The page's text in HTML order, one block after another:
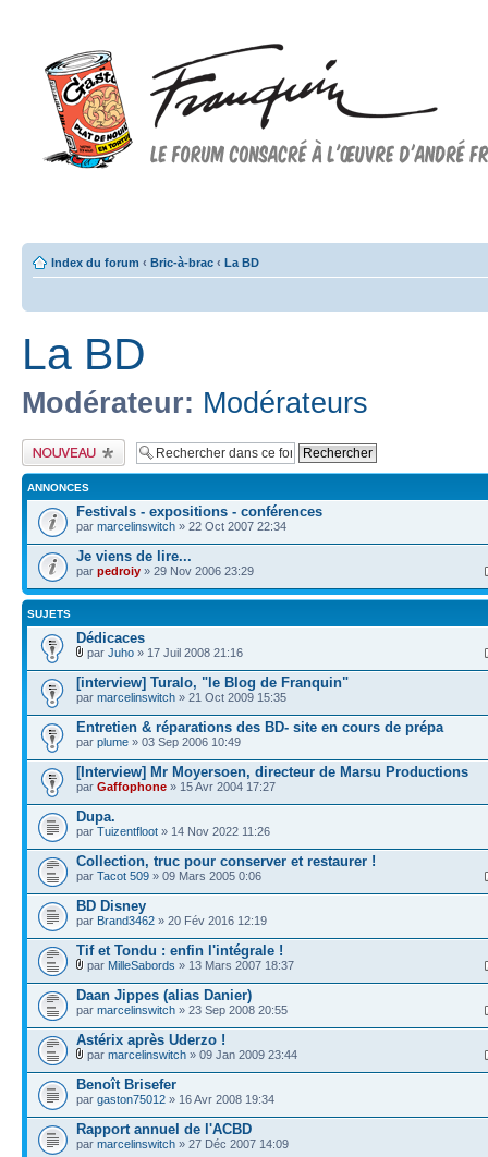
Index du forum ‹ Bric-à-brac ‹ La BD
La BD
Modérateur: Modérateurs
Publier un nouveau
sujet
ANNONCES
Festivals - expositions - conférences
par marcelinswitch » 22 Oct 2007 22:34
Je viens de lire...
par pedroiy » 29 Nov 2006 23:29
SUJETS
Dédicaces
par Juho » 17 Juil 2008 21:16
[interview] Turalo, "le Blog de Franquin"
par marcelinswitch » 21 Oct 2009 15:35
Entretien & réparations des BD- site en cours de prépa
par plume » 03 Sep 2006 10:49
[Interview] Mr Moyersoen, directeur de Marsu Productions
par Gaffophone » 15 Avr 2004 17:27
Dupa.
par Tuizentfloot » 14 Nov 2022 11:26
Collection, truc pour conserver et restaurer !
par Tacot 509 » 09 Mars 2005 0:06
BD Disney
par Brand3462 » 20 Fév 2016 12:19
Tif et Tondu : enfin l'intégrale !
par MilleSabords » 13 Mars 2007 18:37
Daan Jippes (alias Danier)
par marcelinswitch » 23 Sep 2008 20:55
Astérix après Uderzo !
par marcelinswitch » 09 Jan 2009 23:44
Benoît Brisefer
par gaston75012 » 16 Avr 2008 19:34
Rapport annuel de l'ACBD
par marcelinswitch » 27 Déc 2007 14:09